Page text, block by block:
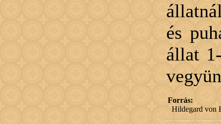
és
állat
Forrás:
Hildegard von